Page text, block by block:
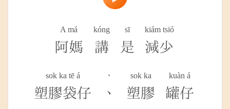
A má
阿媽
kóng
講
sī
是
kiám tsió
減少
sok ka tē á
塑膠袋仔
、
、
sok ka
塑膠
kuàn á
罐仔